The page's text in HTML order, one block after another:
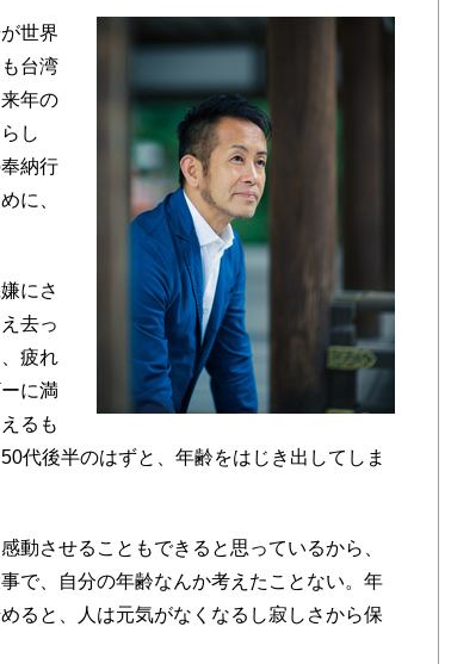
世界
台湾
年の
し
納行
に、
にさ
去っ
疲れ
に満
るも
代後半のはずと、年齢をはじき出してしま
させることもできると思っているから、
で、自分の年齢なんか考えたことない。年
ると、人は元気がなくなるし寂しさから保